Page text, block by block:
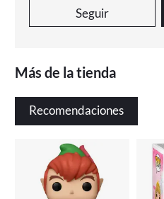
Seguir
Más de la tienda
Recomendaciones